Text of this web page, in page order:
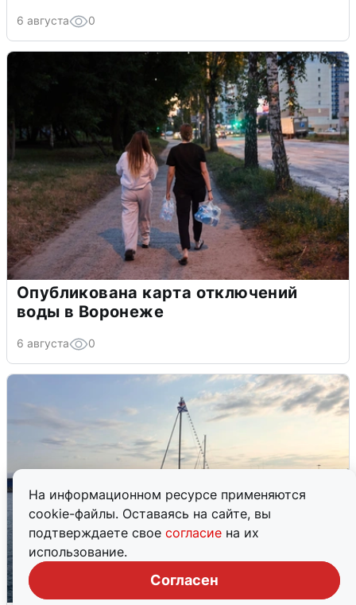
На информационном ресурсе применяются
cookie-файлы. Оставаясь на сайте, вы
подтверждаете свое согласие на их
использование.
Согласен
6 августа 0
Опубликована карта отключений
воды в Воронеже
6 августа 0